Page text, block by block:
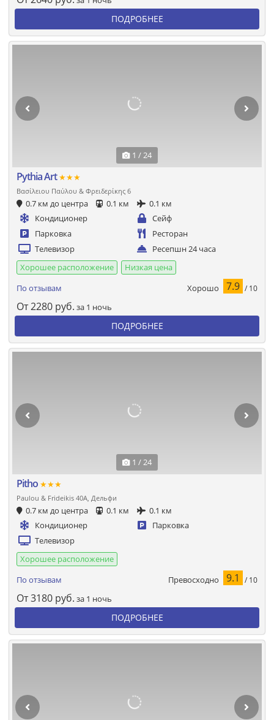
ПОДРОБНЕЕ
1 / 24
Pythia Art★★★
Βασίλειου Παύλου & Φρειδερίκης 6
0.7 км до центра 0.1 км
0.1 км
Кондиционер
Сейф
Парковка
Ресторан
Телевизор
Ресепшн 24 часа
Хорошее расположение
Низкая цена
По отзывам
Хорошо 7.9 / 10
От2280 руб. за 1 ночь
ПОДРОБНЕЕ
1 / 24
Pitho ★★★
Paulou & Frideikis 40A, Дельфи
0.7 км до центра 0.1 км
0.1 км
Кондиционер
Парковка
Телевизор
Хорошее расположение
По отзывам
Превосходно 9.1 / 10
От3180 руб. за 1 ночь
ПОДРОБНЕЕ